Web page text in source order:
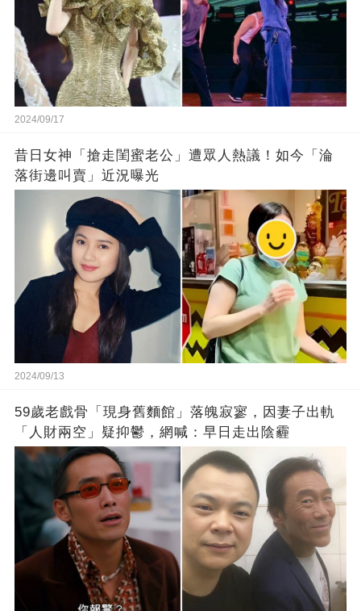
2024/09/17
昔日女神「搶走閨蜜老公」遭眾人熱議！如今「淪
落街邊叫賣」近況曝光
2024/09/13
59歲老戲骨「現身舊麵館」落魄寂寥，因妻子出軌
「人財兩空」疑抑鬱，網喊：早日走出陰霾